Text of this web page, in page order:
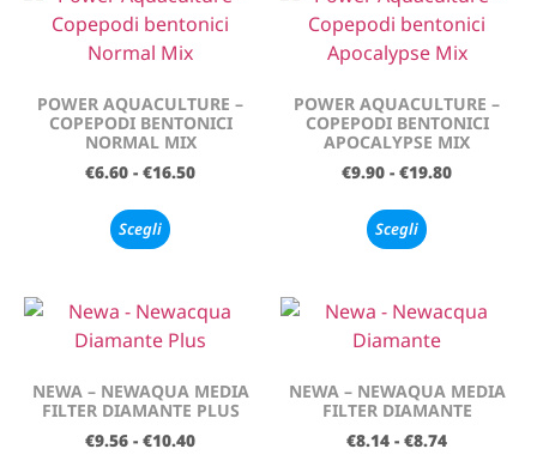
POWER AQUACULTURE –
COPEPODI BENTONICI
NORMAL MIX
€6.60 - €16.50
Scegli
POWER AQUACULTURE –
COPEPODI BENTONICI
APOCALYPSE MIX
€9.90 - €19.80
Scegli
NEWA – NEWAQUA MEDIA
FILTER DIAMANTE PLUS
€9.56 - €10.40
NEWA – NEWAQUA MEDIA
FILTER DIAMANTE
€8.14 - €8.74